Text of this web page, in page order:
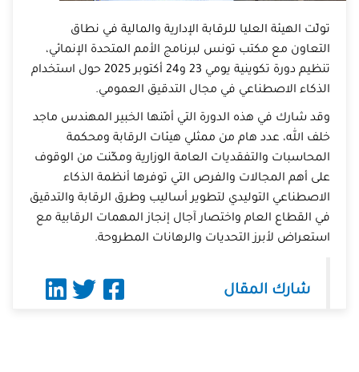
تولّت الهيئة العليا للرقابة الإدارية والمالية في نطاق
التعاون مع مكتب تونس لبرنامج الأمم المتحدة الإنمائي،
تنظيم دورة تكوينية يومي 23 و24 أكتوبر 2025 حول استخدام
الذكاء الاصطناعي في مجال التدقيق العمومي.
وقد شارك في هذه الدورة التي أمّنها الخبير المهندس ماجد
خلف الله، عدد هام من ممثلي هيئات الرقابة ومحكمة
المحاسبات والتفقديات العامة الوزارية ومكّنت من الوقوف
على أهم المجالات والفرص التي توفرها أنظمة الذكاء
الاصطناعي التوليدي لتطوير أساليب وطرق الرقابة والتدقيق
في القطاع العام واختصار آجال إنجاز المهمات الرقابية مع
استعراض لأبرز التحديات والرهانات المطروحة.
شارك المقال